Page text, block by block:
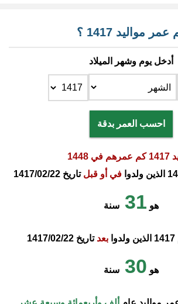
عمر مواليد 1417 ؟
أدخل يوم وشهر الميلاد
احسب العمر بدقة
1448
في أو قبلتاريخ 1417/02/22
هو 31 سنة
بعدتاريخ 1417/02/22
هو 30 سنة